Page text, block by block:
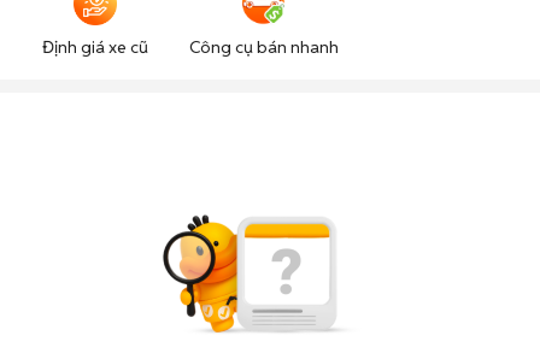
Định giá xe cũ Công cụ bán nhanh